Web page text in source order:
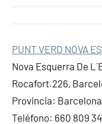
PUNT VERD NOVA
Nova Esquerra De
Rocafort.226,
Provincia:
Teléfono: 660 809